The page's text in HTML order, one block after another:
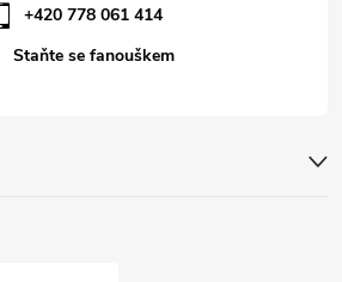
+420 778 061 414
Staňte se fanouškem